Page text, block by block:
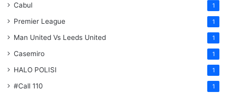
Cabul 1
Premier League 1
Man United Vs Leeds United 1
Casemiro 1
HALO POLISI 1
#Call 110 1